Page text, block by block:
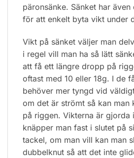
päronsänke. Sänket har
för att enkelt byta vikt under
Vikt på sänket väljer man
i regel vill man ha så lätt
att få ett längre dropp på
oftast med 10 eller 18g. I de
behöver mer tyngd vid
om det är strömt så kan man
på riggen. Vikterna är gjorda
knäpper man fast i slutet på
tackel, om man vill kan man
dubbelknut så att det inte